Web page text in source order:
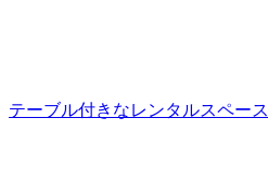
テーブル付きなレンタルスペース